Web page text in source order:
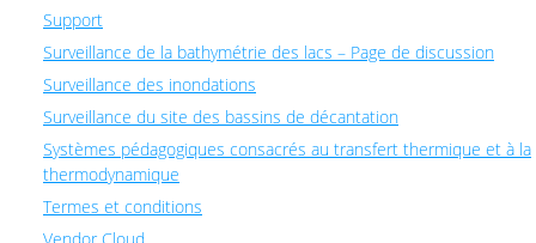
Support
Surveillance de la bathymétrie des lacs – Page de discussion
Surveillance des inondations
Surveillance du site des bassins de décantation
Systèmes pédagogiques consacrés au transfert thermique et à la
thermodynamique
Termes et conditions